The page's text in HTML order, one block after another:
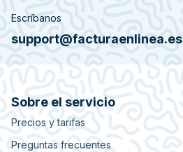
Escríbanos
support@facturaenlinea.es
Sobre el servicio
Precios y tarifas
Preguntas frecuentes